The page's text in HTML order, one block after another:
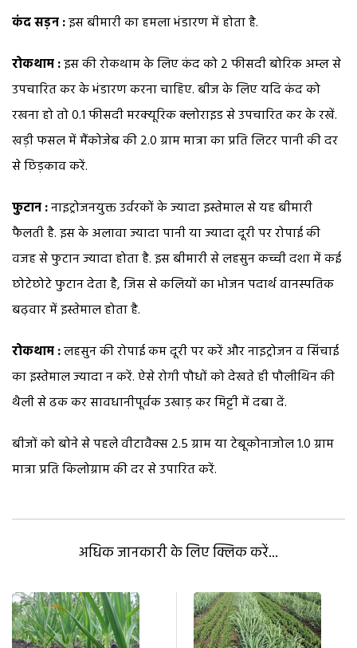
कंद सड़न :इस बीमारी का हमला भंडारण में होता है.
रोकथाम :इस की रोकथाम के लिए कंद को 2 फीसदी बोरिक अम्ल से
उपचारित कर के भंडारण करना चाहिए. बीज के लिए यदि कंद को
रखना हो तो 0.1 फीसदी मरक्यूरिक क्लोराइड से उपचारित कर के रखें.
खड़ी फसल में मैंकोजेब की 2.0 ग्राम मात्रा का प्रति लिटर पानी की दर
से छिड़काव करें.
फुटान :नाइट्रोजनयुक्त उर्वरकों के ज्यादा इस्तेमाल से यह बीमारी
फैलती है. इस के अलावा ज्यादा पानी या ज्यादा दूरी पर रोपाई की
वजह से फुटान ज्यादा होता है. इस बीमारी से लहसुन कच्ची दशा में कई
छोटेछोटे फुटान देता है, जिस से कलियों का भोजन पदार्थ वानस्पतिक
बढ़वार में इस्तेमाल होता है.
रोकथाम :लहसुन की रोपाई कम दूरी पर करें और नाइट्रोजन व सिंचाई
का इस्तेमाल ज्यादा न करें. ऐसे रोगी पौधों को देखते ही पौलीथिन की
थैली से ढक कर सावधानीपूर्वक उखाड़ कर मिट्टी में दबा दें.
बीजों को बोने से पहले वीटावैक्स 2.5 ग्राम या टेबूकोनाजोल 1.0 ग्राम
मात्रा प्रति किलोग्राम की दर से उपारित करें.
अधिक जानकारी के लिए क्लिक करें...